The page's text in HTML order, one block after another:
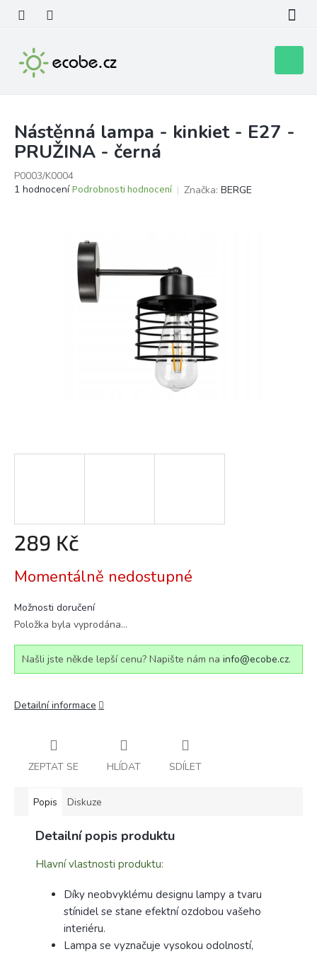
obsah
košík
Nástěnná lampa - kinkiet - E27 -
PRUŽINA - černá
P0003/K0004
Průměrné
1 hodnocení Podrobnosti hodnocení Značka: BERGE
289 Kč
cena:
Momentálně nedostupné
Možnosti doručení
Položka byla vyprodána…
Našli jste někde lepší cenu? Napište nám na info@ecobe.cz.
Detailní informace
ZEPTAT SE HLÍDAT SDÍLET
Popis Diskuze
Detailní popis produktu
Hlavní vlastnosti produktu:
Díky neobvyklému designu lampy a tvaru
stínidel se stane efektní ozdobou vašeho
interiéru.
Lampa se vyznačuje vysokou odolností,